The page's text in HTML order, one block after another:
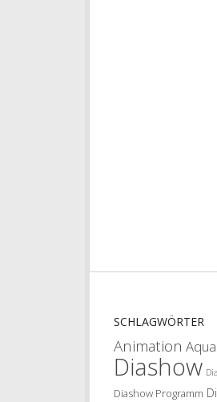
SCHLAGWÖRTER
Animation
Diashow
Diashow Programm